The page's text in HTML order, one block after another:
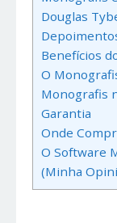
Douglas
Benefícios
O
Monografis
Garantia
Onde
O Software
(Minha